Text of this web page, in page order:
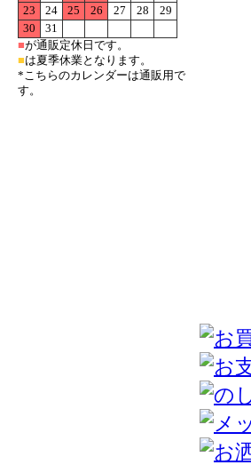
23
24 25 26 27 28
29
30
31
■が通販定休日です。
■は夏季休業となります。
*こちらのカレンダーは通販用で
す。